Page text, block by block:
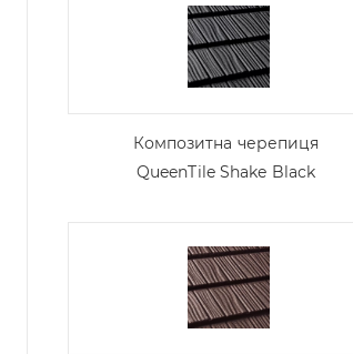
Композитна черепиця
QueenTile Shake Black